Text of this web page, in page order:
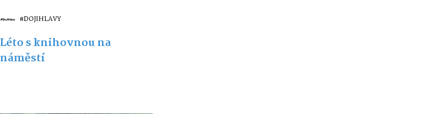
#DOJIHLAVY
Léto s knihovnou na
náměstí